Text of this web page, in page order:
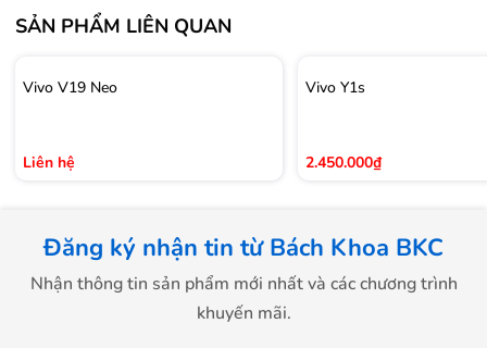
SẢN PHẨM LIÊN QUAN
Vivo V19 Neo
Liên hệ
Vivo Y1s
2.450.000₫
Đăng ký nhận tin từ Bách Khoa BKC
Nhận thông tin sản phẩm mới nhất và các chương trình
khuyến mãi.